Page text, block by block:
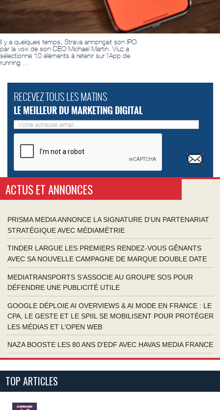
Il y a quelques temps, Strava annonçait son IPO
par la voix de son CEO Michael Martin. Viuz a
sélectionné 10 éléments à retenir sur l’App de
running …
RECEVEZ TOUS LES MATINS
LE MEILLEUR DU MARKETING DIGITAL
ACTUS ET ANNONCES
PRISMA MEDIA ANNONCE LA SIGNATURE D’UN PARTENARIAT
STRATÉGIQUE AVEC MÉDIAMÉTRIE
TINDER LARGUE LES PREMIERS RENDEZ-VOUS GÊNANTS
AVEC SA NOUVELLE CAMPAGNE DE MARQUE DOUBLE DATE
MEDIATRANSPORTS S’ASSOCIE AU GROUPE SOS POUR
DÉFENDRE UNE PUBLICITÉ UTILE
GOOGLE DÉPLOIE AI OVERVIEWS & AI MODE EN FRANCE : LE
CPA, LE GESTE ET LE SPIIL SE MOBILISENT POUR PROTÉGER
LES MÉDIAS ET L’OPEN WEB
NAZA BOOSTE LES 80 ANS D’EDF AVEC HAVAS MEDIA FRANCE
TOP ARTICLES